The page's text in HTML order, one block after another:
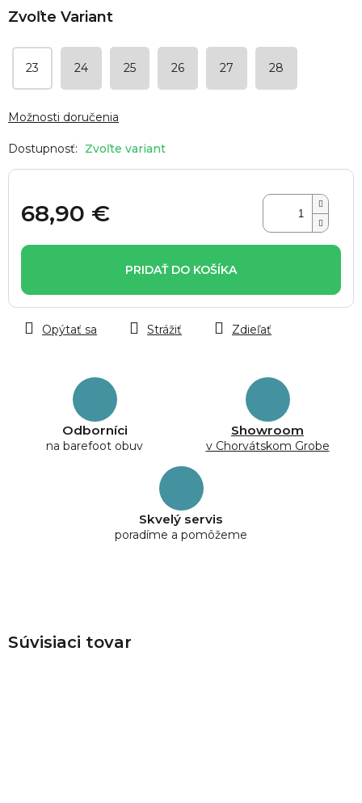
Zvoľte variant
23 24 25 26 27 28
Možnosti doručenia
68,90 €
cena:
PRIDAŤ DO KOŠÍKA
Odborníci
na barefoot obuv
Showroom
v Chorvátskom Grobe
Skvelý servis
poradíme a pomôžeme
Opýtať sa Strážiť Zdieľať
Súvisiaci tovar